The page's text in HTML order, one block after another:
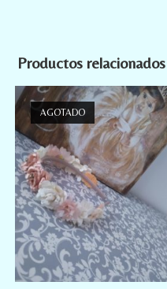
Productos relacionados
AGOTADO